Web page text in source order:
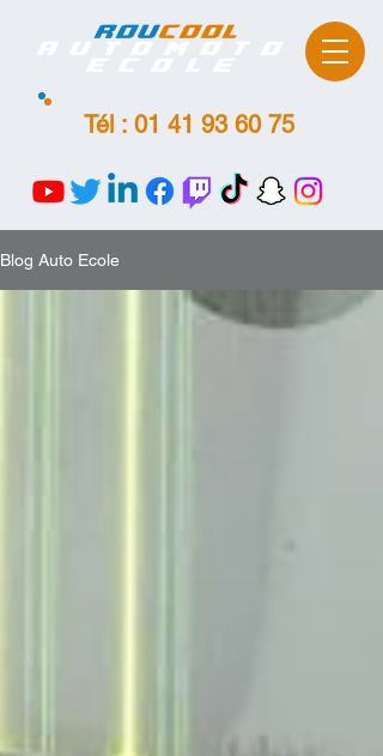
ROUCOOL
Tél : 01 41 93 60 75
Blog Auto Ecole